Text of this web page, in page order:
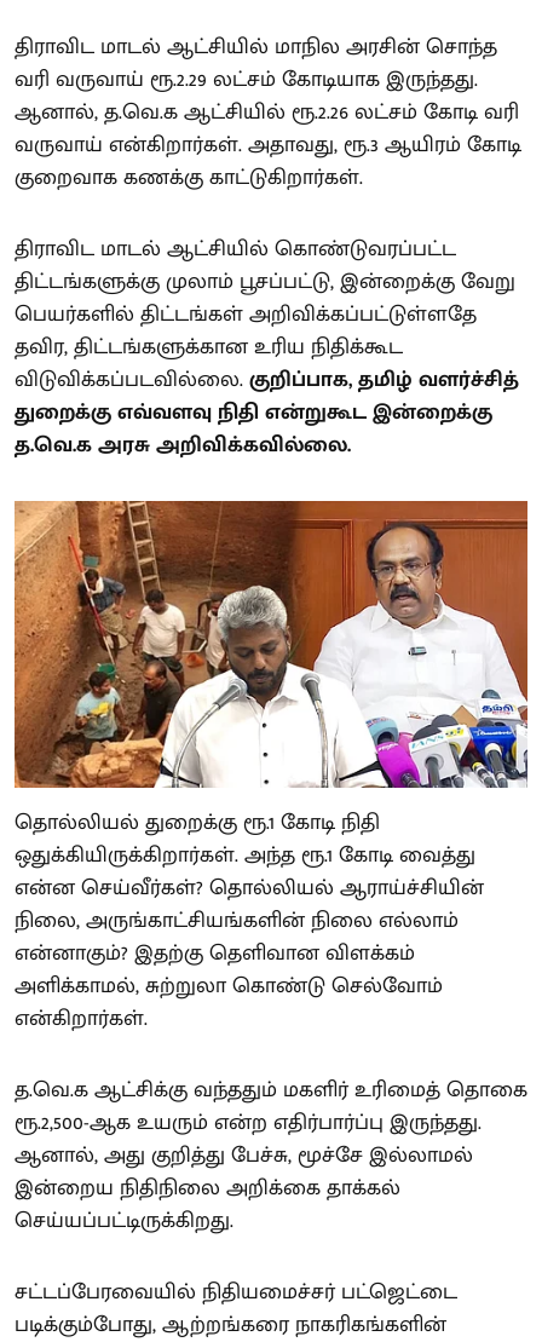
திராவிட மாடல் ஆட்சியில் மாநில அரசின் சொந்த
வரி வருவாய் ரூ.2.29 லட்சம் கோடியாக இருந்தது.
ஆனால், த.வெ.க ஆட்சியில் ரூ.2.26 லட்சம் கோடி வரி
வருவாய் என்கிறார்கள். அதாவது, ரூ.3 ஆயிரம் கோடி
குறைவாக கணக்கு காட்டுகிறார்கள்.
திராவிட மாடல் ஆட்சியில் கொண்டுவரப்பட்ட
திட்டங்களுக்கு முலாம் பூசப்பட்டு, இன்றைக்கு வேறு
பெயர்களில் திட்டங்கள் அறிவிக்கப்பட்டுள்ளதே
தவிர, திட்டங்களுக்கான உரிய நிதிக்கூட
விடுவிக்கப்படவில்லை.குறிப்பாக, தமிழ் வளர்ச்சித்
துறைக்கு எவ்வளவு நிதி என்றுகூட இன்றைக்கு
த.வெ.க அரசு அறிவிக்கவில்லை.
தொல்லியல் துறைக்கு ரூ.1 கோடி நிதி
ஒதுக்கியிருக்கிறார்கள். அந்த ரூ.1 கோடி வைத்து
என்ன செய்வீர்கள்? தொல்லியல் ஆராய்ச்சியின்
நிலை, அருங்காட்சியங்களின் நிலை எல்லாம்
என்னாகும்? இதற்கு தெளிவான விளக்கம்
அளிக்காமல், சுற்றுலா கொண்டு செல்வோம்
என்கிறார்கள்.
த.வெ.க ஆட்சிக்கு வந்ததும் மகளிர் உரிமைத் தொகை
ரூ.2,500-ஆக உயரும் என்ற எதிர்பார்ப்பு இருந்தது.
ஆனால், அது குறித்து பேச்சு, மூச்சே இல்லாமல்
இன்றைய நிதிநிலை அறிக்கை தாக்கல்
செய்யப்பட்டிருக்கிறது.
சட்டப்பேரவையில் நிதியமைச்சர் பட்ஜெட்டை
படிக்கும்போது, ஆற்றங்கரை நாகரிகங்களின்